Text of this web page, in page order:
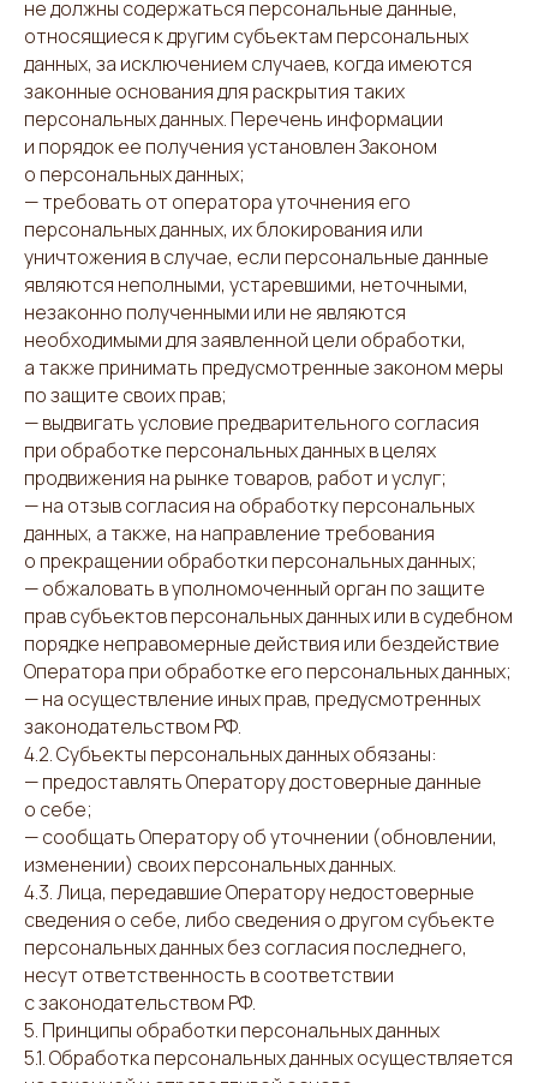
не должны содержаться персональные данные,
относящиеся к другим субъектам персональных
данных, за исключением случаев, когда имеются
законные основания для раскрытия таких
персональных данных. Перечень информации
и порядок ее получения установлен Законом
о персональных данных;
— требовать от оператора уточнения его
персональных данных, их блокирования или
уничтожения в случае, если персональные данные
являются неполными, устаревшими, неточными,
незаконно полученными или не являются
необходимыми для заявленной цели обработки,
а также принимать предусмотренные законом меры
по защите своих прав;
— выдвигать условие предварительного согласия
при обработке персональных данных в целях
продвижения на рынке товаров, работ и услуг;
— на отзыв согласия на обработку персональных
данных, а также, на направление требования
о прекращении обработки персональных данных;
— обжаловать в уполномоченный орган по защите
прав субъектов персональных данных или в судебном
порядке неправомерные действия или бездействие
Оператора при обработке его персональных данных;
— на осуществление иных прав, предусмотренных
законодательством РФ.
4.2. Субъекты персональных данных обязаны:
— предоставлять Оператору достоверные данные
о себе;
— сообщать Оператору об уточнении (обновлении,
изменении) своих персональных данных.
4.3. Лица, передавшие Оператору недостоверные
сведения о себе, либо сведения о другом субъекте
персональных данных без согласия последнего,
несут ответственность в соответствии
с законодательством РФ.
5. Принципы обработки персональных данных
5.1. Обработка персональных данных осуществляется